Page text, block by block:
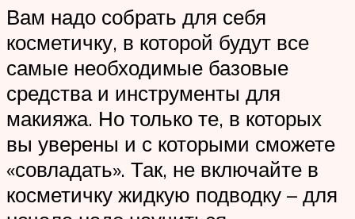
Вам надо собрать для себя
косметичку, в которой будут все
самые необходимые базовые
средства и инструменты для
макияжа. Но только те, в которых
вы уверены и с которыми сможете
«совладать». Так, не включайте в
косметичку жидкую подводку – для